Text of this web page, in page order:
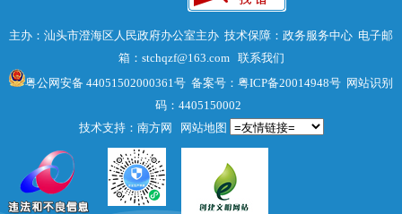
主办：汕头市澄海区人民政府办公室主办 技术保障：政务服务中心 电子邮
箱：stchqzf@163.com 联系我们
粤公网安备 44051502000361号 备案号：粤ICP备20014948号 网站识别
码：4405150002
技术支持：南方网
网站地图